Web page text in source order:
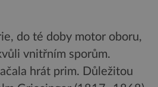
do té doby motor oboru,
vnitřním sporům.
hrát prim. Důležitou